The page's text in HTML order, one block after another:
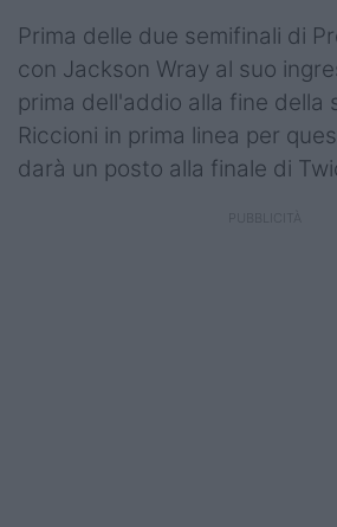
Rugby World Cup
Super Rugby
Rugby in TV
Prima delle due semifinali di
con Jackson Wray al suo
prima dell'addio alla fine della
Riccioni in prima linea per
darà un posto alla finale di